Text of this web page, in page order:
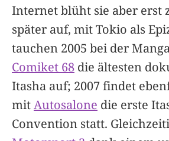
Internet blüht sie aber erst
später auf, mit Tokio als
tauchen 2005 bei der
Comiket 68 die ältesten
Itasha auf; 2007 findet
mitAutosalone die erste
Convention statt.